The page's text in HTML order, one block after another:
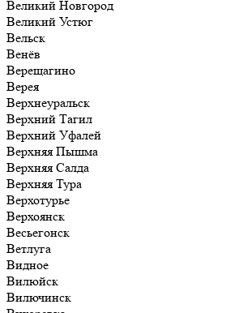
Великий Новгород
Великий Устюг
Вельск
Венёв
Верещагино
Верея
Верхнеуральск
Верхний Тагил
Верхний Уфалей
Верхняя Пышма
Верхняя Салда
Верхняя Тура
Верхотурье
Верхоянск
Весьегонск
Ветлуга
Видное
Вилюйск
Вилючинск